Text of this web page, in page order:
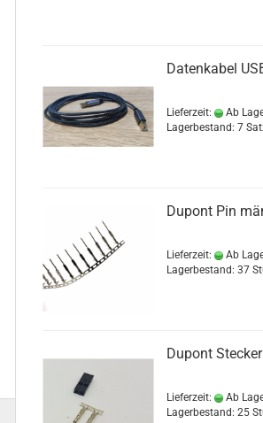
Datenkabel
Lieferzeit: Ab
Lagerbestand: 7
Dupont Pin
Lieferzeit: Ab
Lagerbestand: 37
Dupont
Lieferzeit: Ab
Lagerbestand: 25